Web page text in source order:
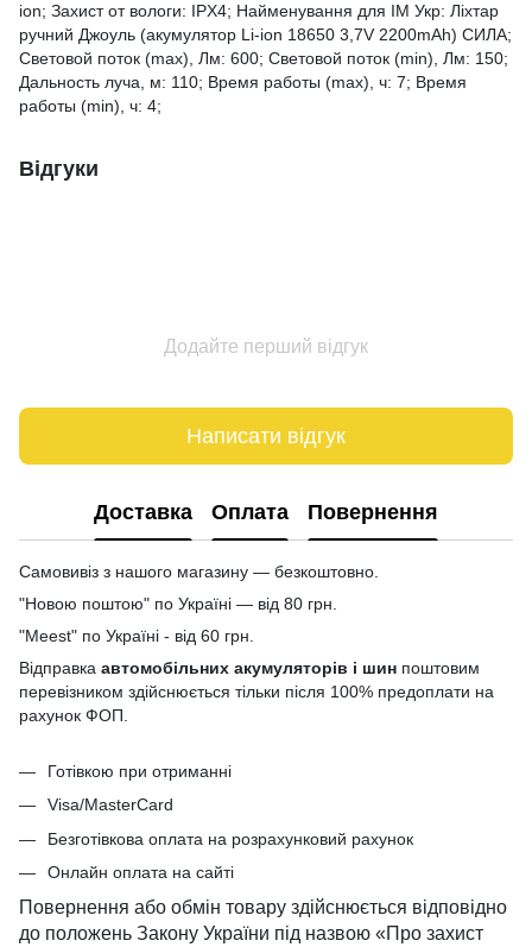
ion; Захист от вологи: IPX4; Найменування для ІМ Укр: Ліхтар
ручний Джоуль (акумулятор Li-ion 18650 3,7V 2200mAh) СИЛА;
Световой поток (max), Лм: 600; Световой поток (min), Лм: 150;
Дальность луча, м: 110; Время работы (max), ч: 7; Время
работы (min), ч: 4;
Відгуки
Додайте перший відгук
Написати відгук
Доставка Оплата Повернення
Самовивіз з нашого магазину — безкоштовно.
"Новою поштою" по Україні — від 80 грн.
"Meest" по Україні - від 60 грн.
Відправка автомобільних акумуляторів і шин поштовим
перевізником здійснюється тільки після 100% предоплати на
рахунок ФОП.
Готівкою при отриманні
Visa/MasterCard
Безготівкова оплата на розрахунковий рахунок
Онлайн оплата на сайті
Повернення або обмін товару здійснюється відповідно
до положень Закону України під назвою «Про захист